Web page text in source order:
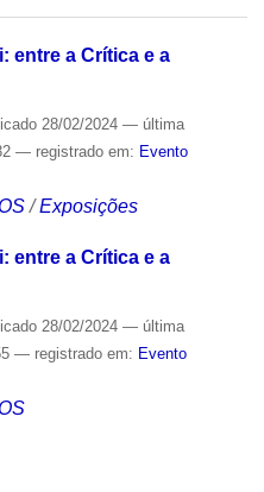
entre a Crítica e a
28/02/2024 — última
— registrado em: Evento
/Exposições
entre a Crítica e a
28/02/2024 — última
— registrado em: Evento